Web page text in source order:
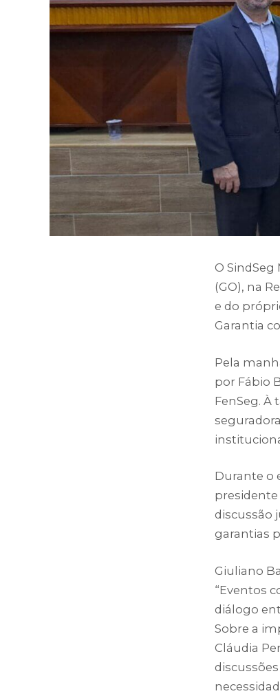
O
(GO), na
e do
Garantia
Pela
por Fábio
FenSeg. À
Durante o
presidente
discussão
garantias
Giuliano
“Eventos
diálogo
Sobre a
Cláudia